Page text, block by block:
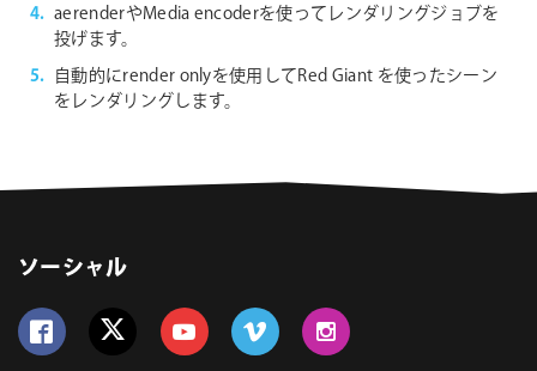
aerenderやMedia encoderを使ってレンダリングジョブを
投げます。
自動的にrender onlyを使用してRed Giant を使ったシーン
をレンダリングします。
ソーシャル